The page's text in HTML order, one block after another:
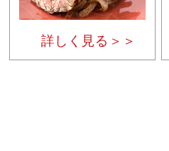
詳しく見る＞＞